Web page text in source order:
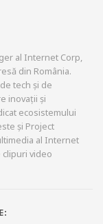
al Internet Corp,
din România.
tech și de
inovații și
ecosistemului
și Project
al Internet
video